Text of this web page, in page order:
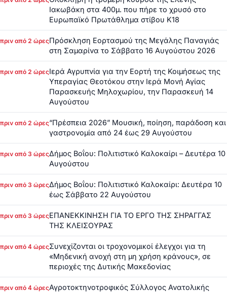
Ιακωβάκη στα 400μ. που πήρε το χρυσό στο
Ευρωπαϊκό Πρωτάθλημα στίβου Κ18
πριν από 2 ώρεςΠρόσκληση Εορτασμού της Μεγάλης Παναγιάς
στη Σαμαρίνα το Σάββατο 16 Αυγούστου 2026
πριν από 2 ώρεςΙερά Αγρυπνία για την Εορτή της Κοιμήσεως της
Υπεραγίας Θεοτόκου στην Ιερά Μονή Αγίας
Παρασκευής Μηλοχωρίου, την Παρασκευή 14
Αυγούστου
πριν από 2 ώρες“Πρέσπεια 2026” Μουσική, ποίηση, παράδοση και
γαστρονομία από 24 έως 29 Αυγούστου
πριν από 3 ώρεςΔήμος Βοΐου: Πολιτιστικό Καλοκαίρι – Δευτέρα 10
Αυγούστου
πριν από 3 ώρεςΔήμος Βοΐου: Πολιτιστικό Καλοκαίρι: Δευτέρα 10
έως Σάββατο 22 Αυγούστου
πριν από 3 ώρεςΕΠΑΝΕΚΚΙΝΗΣΗ ΓΙΑ ΤΟ ΕΡΓΟ ΤΗΣ ΣΗΡΑΓΓΑΣ
ΤΗΣ ΚΛΕΙΣΟΥΡΑΣ
πριν από 4 ώρεςΣυνεχίζονται οι τροχονομικοί έλεγχοι για τη
«Μηδενική ανοχή στη μη χρήση κράνους», σε
περιοχές της Δυτικής Μακεδονίας
πριν από 4 ώρεςΑγροτοκτηνοτροφικός Σύλλογος Ανατολικής